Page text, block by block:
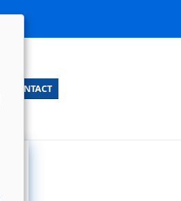
CONTACT